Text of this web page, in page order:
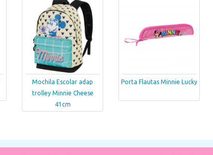
Mochila Escolar adap
trolley Minnie Cheese
41cm
Porta Flautas Minnie Lucky